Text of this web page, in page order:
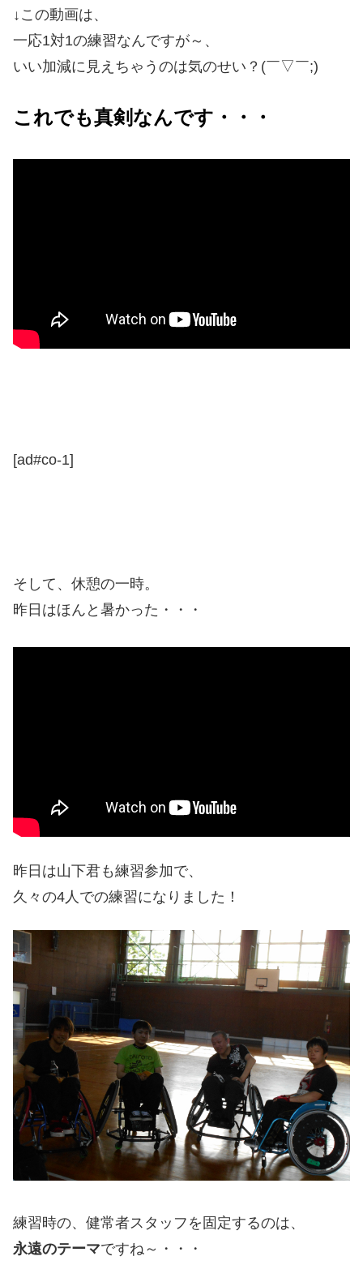
↓この動画は、
一応1対1の練習なんですが～、
いい加減に見えちゃうのは気のせい？(￣▽￣;)
これでも真剣なんです・・・
[ad#co-1]
そして、休憩の一時。
昨日はほんと暑かった・・・
昨日は山下君も練習参加で、
久々の4人での練習になりました！
練習時の、健常者スタッフを固定するのは、
永遠のテーマですね～・・・